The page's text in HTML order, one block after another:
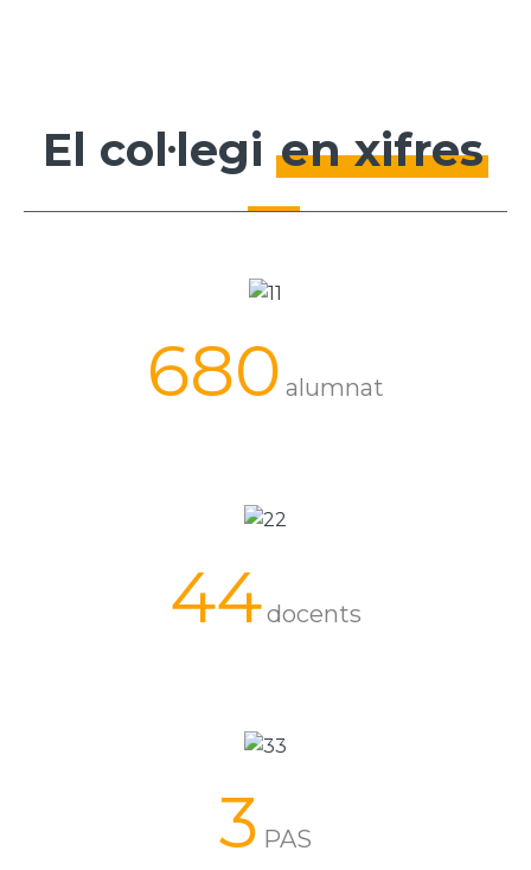
El col·legi en xifres
680 alumnat
44docents
3 PAS